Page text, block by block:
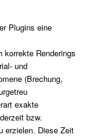
Plugins eine
Renderings
und
(Brechung,
exakte
bzw.
erzielen. Diese Zeit